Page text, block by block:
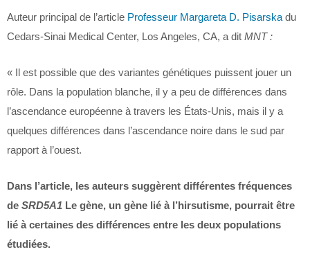
Auteur principal de l’article Professeur Margareta D. Pisarska du
Cedars-Sinai Medical Center, Los Angeles, CA, a dit MNT :
« Il est possible que des variantes génétiques puissent jouer un
rôle. Dans la population blanche, il y a peu de différences dans
l’ascendance européenne à travers les États-Unis, mais il y a
quelques différences dans l’ascendance noire dans le sud par
rapport à l’ouest.
Dans l’article, les auteurs suggèrent différentes fréquences
de SRD5A1 Le gène, un gène lié à l’hirsutisme, pourrait être
lié à certaines des différences entre les deux populations
étudiées.